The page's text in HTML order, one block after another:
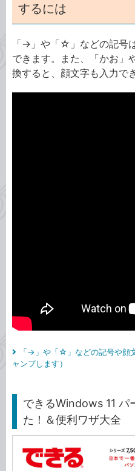
するには
「→」や「☆」などの記号
できます。また、「かお」
換すると、顔文字も入力で
「→」や「☆」などの記号や顔
ャンプします）
できるWindows 11 パ
た！＆便利ワザ大全